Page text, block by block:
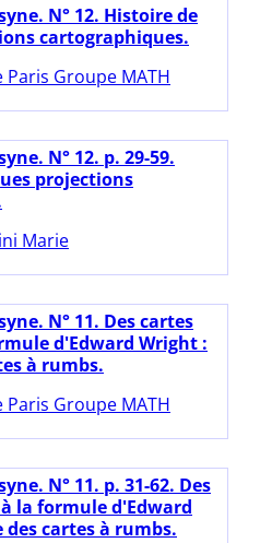
N° 12. Histoire de
cartographiques.
Paris Groupe MATH
N° 12. p. 29-59.
projections
Marie
N° 11. Des cartes
d'Edward Wright :
à rumbs.
Paris Groupe MATH
N° 11. p. 31-62. Des
la formule d'Edward
cartes à rumbs.